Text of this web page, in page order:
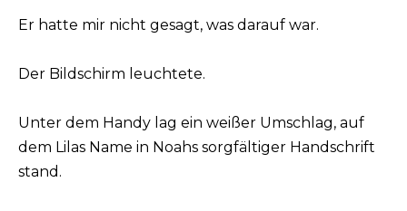
Er hatte mir nicht gesagt, was darauf war.
Der Bildschirm leuchtete.
Unter dem Handy lag ein weißer Umschlag, auf
dem Lilas Name in Noahs sorgfältiger Handschrift
stand.